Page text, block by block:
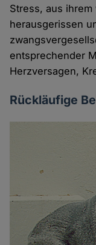
Stress, aus
herausgerissen
entsprechender
Herzversagen,
Rückläufige